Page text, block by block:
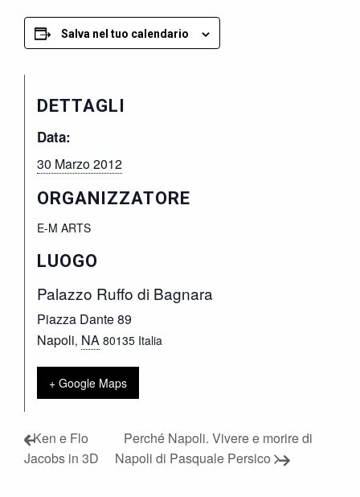
Salva nel tuo calendario
DETTAGLI
Data:
30 Marzo 2012
LUOGO
Palazzo Ruffo di Bagnara
Piazza Dante 89
Napoli, NA 80135 Italia
+ Google Maps
ORGANIZZATORE
E-M ARTS
Ken e Flo
Jacobs in 3D
Perché Napoli. Vivere e morire di
Napoli di Pasquale Persico